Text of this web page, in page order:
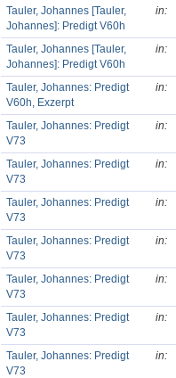
Tauler, Johannes [Tauler,
Johannes]: Predigt V60h
in:
Tauler, Johannes [Tauler,
Johannes]: Predigt V60h
in:
Tauler, Johannes: Predigt
V60h, Exzerpt
in:
Tauler, Johannes: Predigt
V73
in:
Tauler, Johannes: Predigt
V73
in:
Tauler, Johannes: Predigt
V73
in:
Tauler, Johannes: Predigt
V73
in:
Tauler, Johannes: Predigt
V73
in:
Tauler, Johannes: Predigt
V73
in:
Tauler, Johannes: Predigt
V73
in: